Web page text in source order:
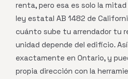
renta, pero esa es solo la
ley estatal AB 1482 de
cuánto sube tu arrendador tu
unidad depende del edificio.
exactamente en Ontario, y
propia dirección con la